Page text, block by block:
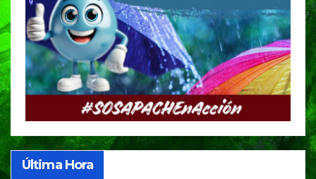
Última Hora